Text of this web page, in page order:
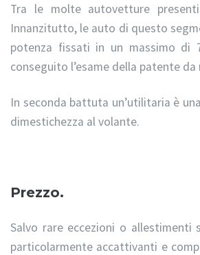
Tra le molte autovetture
Innanzitutto, le auto di questo
potenza fissati in un massimo di
conseguito l’esame della patente da
In seconda battuta un’utilitaria è
dimestichezza al volante.
Prezzo.
Salvo rare eccezioni o allestimenti
particolarmente accattivanti e